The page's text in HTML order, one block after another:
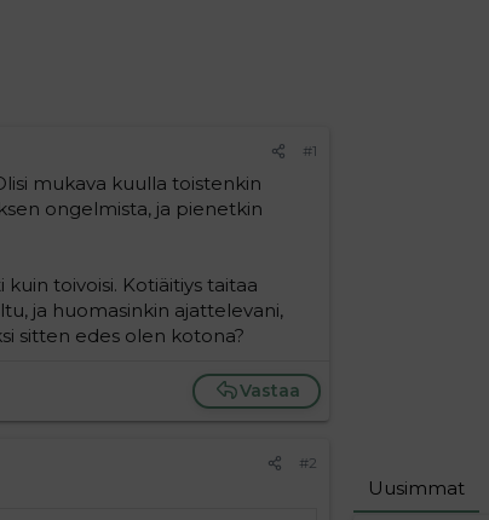
#1
mukava kuulla toistenkin
ongelmista, ja pienetkin
toivoisi. Kotiäitiys taitaa
ja huomasinkin ajattelevani,
sitten edes olen kotona?
Vastaa
#2
Uusimmat